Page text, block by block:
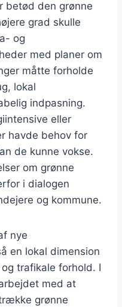
betød den grønne
grad skulle
og
med planer om
måtte forholde
lokal
indpasning.
eller
havde behov for
de kunne vokse.
om grønne
i dialogen
og kommune.
nye
en lokal dimension
trafikale forhold. I
med at
grønne